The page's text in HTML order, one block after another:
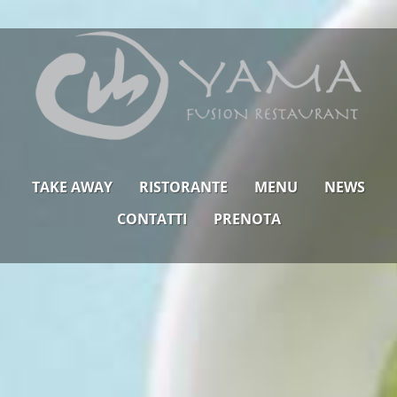
TAKE AWAY RISTORANTE MENU
NEWS
CONTATTI
PRENOTA